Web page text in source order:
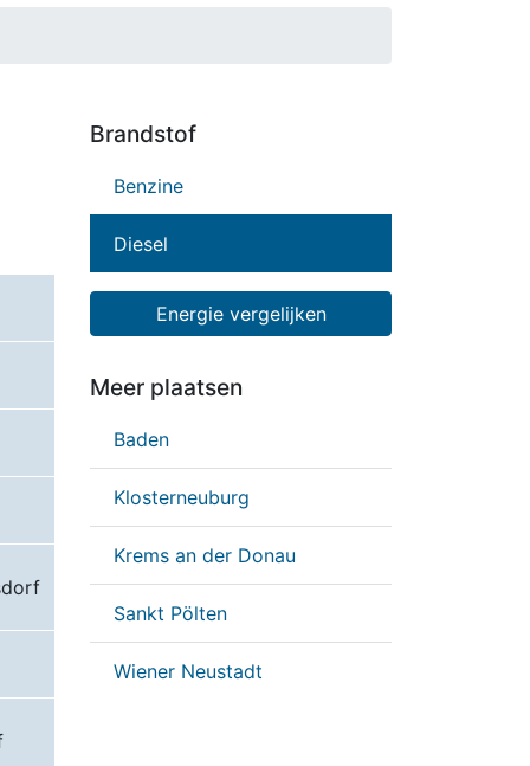
Brandstof
Benzine
Diesel
Energie vergelijken
Meer plaatsen
Baden
Klosterneuburg
Krems an der Donau
Sankt Pölten
Wiener Neustadt